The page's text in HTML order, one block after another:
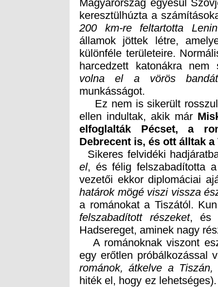
keresztülhúzta a
200 km-re feltartotta
harcedzett katonákra
volna el a vörös bandát
munkásságot.
Ez nem is sikerült rosszul
ellen indultak, akik már
Debrecent is, és ott álltak
Sikeres felvidéki
el, és félig felszabadította
vezetői ekkor diplomáciai
határok mögé viszi vissza
a románokat a Tiszától.
felszabadított részeket, és
Hadsereget, aminek nagy
A románoknak viszont
egy erőtlen próbálkozással
románok, átkelve a